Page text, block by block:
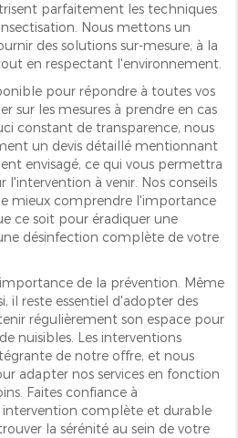
parfaitement les techniques
Nous mettons un
des solutions sur-mesure, à la
en respectant l'environnement.
pour répondre à toutes vos
sur les mesures à prendre en cas
constant de transparence, nous
un devis détaillé mentionnant
envisagé, ce qui vous permettra
l'intervention à venir. Nos conseils
mieux comprendre l'importance
ce soit pour éradiquer une
désinfection complète de votre
de la prévention. Même
il reste essentiel d'adopter des
régulièrement son espace pour
nuisibles. Les interventions
de notre offre, et nous
adapter nos services en fonction
Faites confiance à
intervention complète et durable
la sérénité au sein de votre